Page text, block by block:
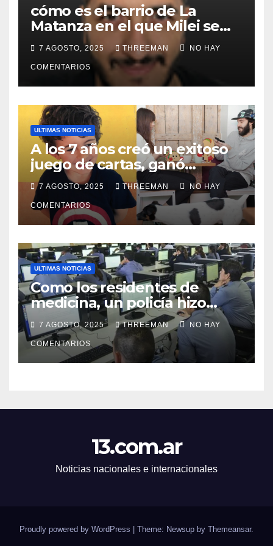
cómo es el barrio de La
Matanza en el que Milei se
sacó la foto de lanzamiento
de campaña en provincia de
Buenos Aires
7 AGOSTO, 2025 THREEMAN NO HAY
COMENTARIOS
ULTIMAS NOTICIAS
A los 7 años creó un exitoso
juego de cartas, ganó
millones y ahora vendió la
idea para cumplir su sueño
7 AGOSTO, 2025 THREEMAN NO HAY
COMENTARIOS
ULTIMAS NOTICIAS
Como los residentes de
medicina, un policía hizo
trampa en un examen para
obtener un ascenso en Santa
Fe y fue suspendido
7 AGOSTO, 2025 THREEMAN NO HAY
COMENTARIOS
13.com.ar
Noticias nacionales e internacionales
Proudly powered by WordPress Theme: Newsup by Themeansar.